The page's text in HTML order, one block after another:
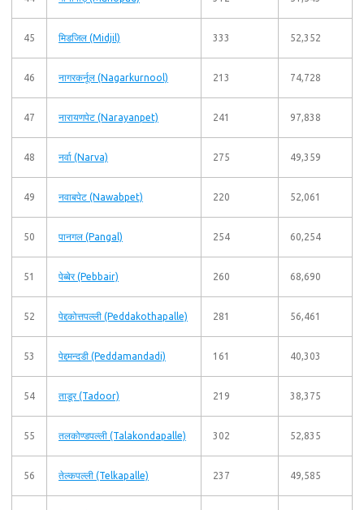
45 मिडजिल (Midjil) 333 52,352
46 नागरकर्नूल (Nagarkurnool) 213 74,728
47 नारायणपेट (Narayanpet) 241 97,838
48 नर्वा (Narva) 275 49,359
49 नवाबपेट (Nawabpet) 220 52,061
50 पानगल (Pangal) 254 60,254
51 पेब्बेर (Pebbair) 260 68,690
52 पेद्दकोत्तपल्ली (Peddakothapalle) 281 56,461
53 पेद्दमन्दडी (Peddamandadi) 161 40,303
54 ताडूर (Tadoor) 219 38,375
55 तलकोण्डपल्ली (Talakondapalle) 302 52,835
56 तेल्कपल्ली (Telkapalle) 237 49,585